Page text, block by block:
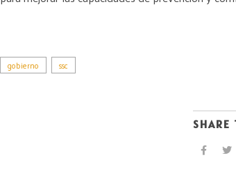
gobierno ssc
SHARE